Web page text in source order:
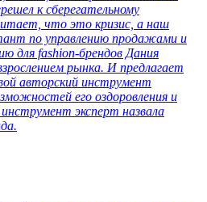
к сберегательному
что это кризис, а наш
по управлению продажами и
для fashion-брендов Дания
рынка. И предлагает
авторский инструмент
его оздоровления и
эксперт назвала